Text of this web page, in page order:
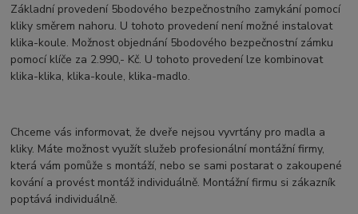
Základní provedení 5bodového bezpečnostního zamykání pomocí
kliky směrem nahoru. U tohoto provedení není možné instalovat
klika-koule. Možnost objednání 5bodového bezpečnostní zámku
pomocí klíče za 2.990,- Kč. U tohoto provedení lze kombinovat
klika-klika, klika-koule, klika-madlo.
Chceme vás informovat, že dveře nejsou vyvrtány pro madla a
kliky. Máte možnost využít služeb profesionální montážní firmy,
která vám pomůže s montáží, nebo se sami postarat o zakoupené
kování a provést montáž individuálně. Montážní firmu si zákazník
poptává individuálně.